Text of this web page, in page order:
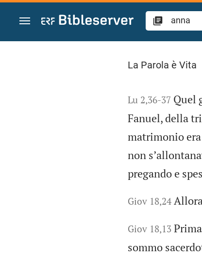
Vai al contenuto
Ricerca "anna"
La Parola è Vita
Lu 2,36-37 Quel
Fanuel, della
matrimonio
non
pregando e
Giov 18,24
Giov 18,13
sommo